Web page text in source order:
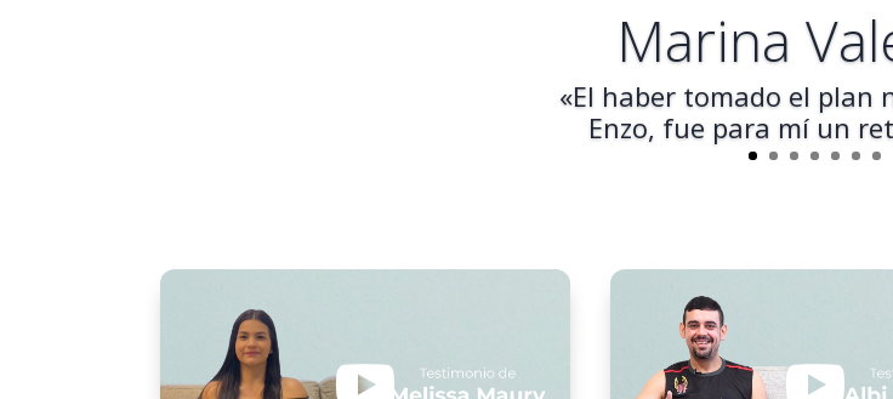
Marina
«El haber tomado el plan
Enzo, fue para mí un